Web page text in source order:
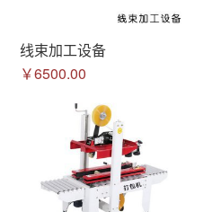
线束加工设备
￥6500.00